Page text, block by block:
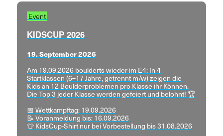
Event
KIDSCUP 2026
19. September 2026
Am 19.09.2026 boulderts wieder im E4: In 4
Startklassen (6–17 Jahre, getrennt m/w) zeigen die
Kids an 12 Boulderproblemen pro Klasse ihr Können.
Die Top 3 jeder Klasse werden gefeiert und belohnt! 🏆
📅 Wettkampftag: 19.09.2026
📝 Voranmeldung bis: 16.09.2026
👕 KidsCup-Shirt nur bei Vorbestellung bis 31.08.2026